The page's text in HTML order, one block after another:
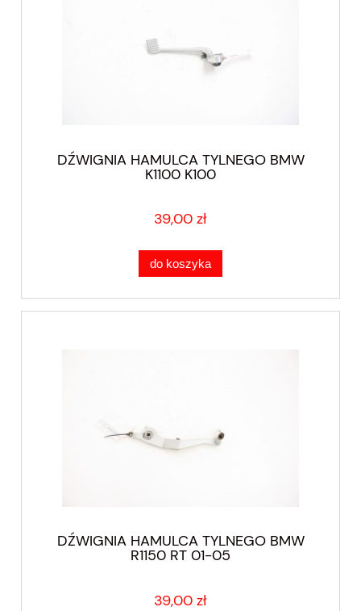
DŹWIGNIA HAMULCA TYLNEGO BMW
K1100 K100
39,00 zł
do koszyka
DŹWIGNIA HAMULCA TYLNEGO BMW
R1150 RT 01-05
39,00 zł